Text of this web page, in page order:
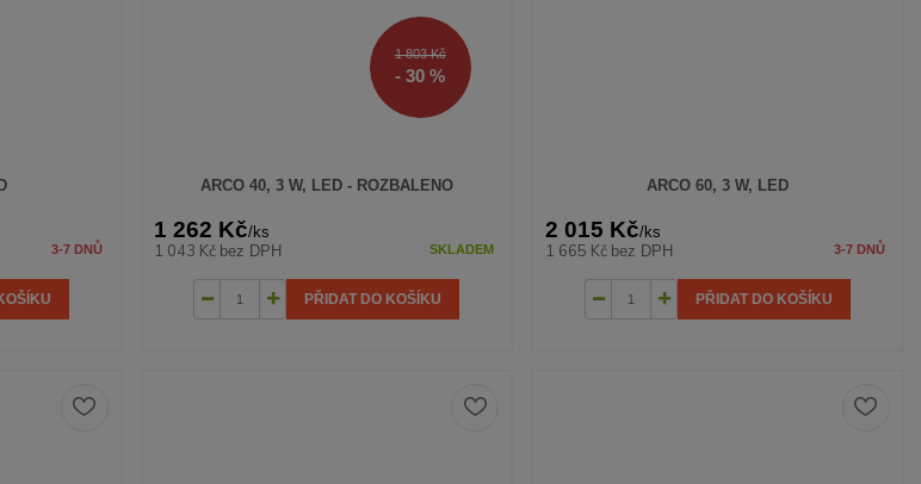
3-7 DNŮ
1 803 Kč
- 30 %
ARCO 40, 3 W, LED - ROZBALENO
1 262 Kč/ks
1 043 Kč bez DPH SKLADEM
PŘIDAT DO KOŠÍKU
ARCO 60, 3 W, LED
2 015 Kč/ks
1 665 Kč bez DPH 3-7 DNŮ
PŘIDAT DO KOŠÍKU